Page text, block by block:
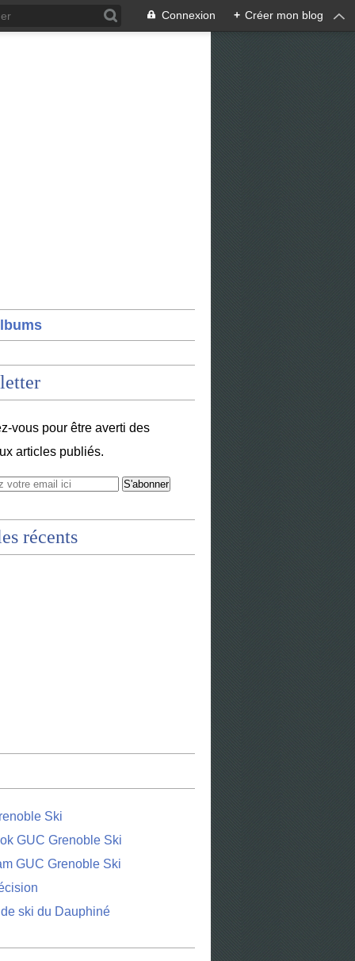
Connexion + Créer mon blog
vous pour être averti des
articles publiés.
récents
Ski
GUC Grenoble Ski
GUC Grenoble Ski
ski du Dauphiné